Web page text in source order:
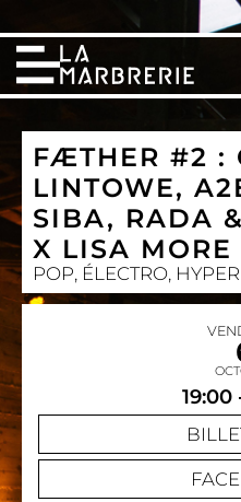
FÆTHER #2 :
LINTOWE,
SIBA, RADA
X LISA MORE
POP, ÉLECTRO,
19:00